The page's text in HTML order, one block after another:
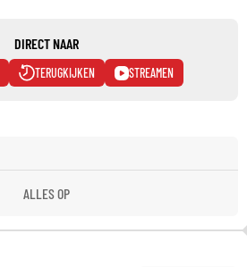
DIRECT NAAR
TERUGKIJKEN STREAMEN
ALLES OP